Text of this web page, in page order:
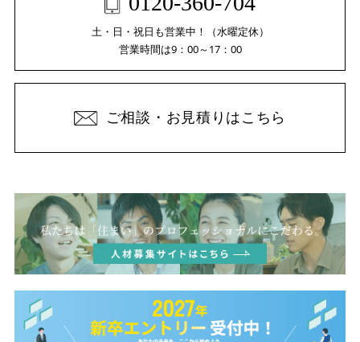
土・日・祝日も営業中！（水曜定休）
営業時間は9：00～17：00
ご相談・お見積りはこちら